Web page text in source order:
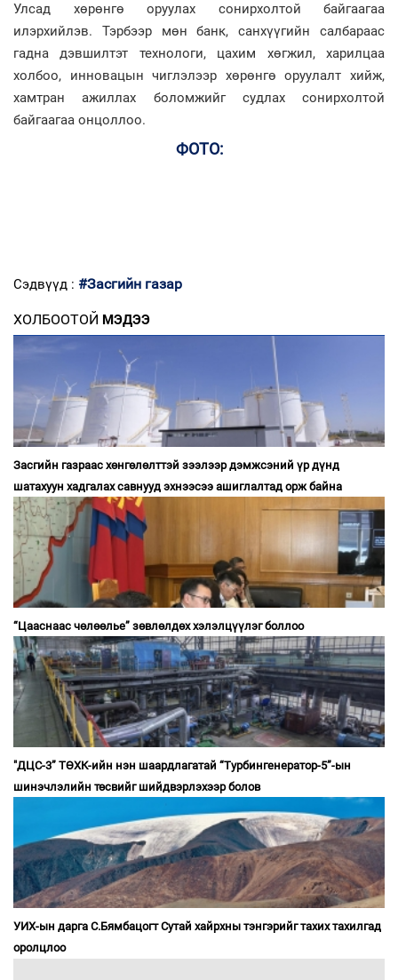
Улсад хөрөнгө оруулах сонирхолтой байгаагаа
илэрхийлэв. Тэрбээр мөн банк, санхүүгийн салбараас
гадна дэвшилтэт технологи, цахим хөгжил, харилцаа
холбоо, инновацын чиглэлээр хөрөнгө оруулалт хийж,
хамтран ажиллах боломжийг судлах сонирхолтой
байгаагаа онцоллоо.
ФОТО:
Сэдвүүд : #Засгийн газар
ХОЛБООТОЙ МЭДЭЭ
Засгийн газраас хөнгөлөлттэй зээлээр дэмжсэний үр дүнд
шатахуун хадгалах савнууд эхнээсээ ашиглалтад орж байна
“Цааснаас чөлөөлье” зөвлөлдөх хэлэлцүүлэг боллоо
"ДЦС-3” ТӨХК-ийн нэн шаардлагатай “Турбингенератор-5”-ын
шинэчлэлийн төсвийг шийдвэрлэхээр болов
УИХ-ын дарга С.Бямбацогт Сутай хайрхны тэнгэрийг тахих тахилгад
оролцлоо